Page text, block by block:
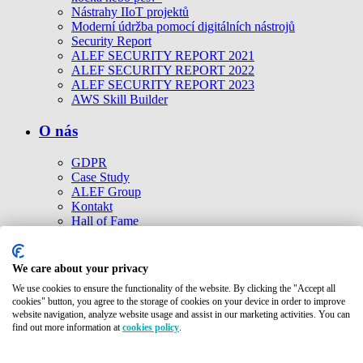
Nástrahy IIoT projektů
Moderní údržba pomocí digitálních nástrojů
Security Report
ALEF SECURITY REPORT 2021
ALEF SECURITY REPORT 2022
ALEF SECURITY REPORT 2023
AWS Skill Builder
O nás
GDPR
Case Study
ALEF Group
Kontakt
Hall of Fame
Etické kodexy
Společnosti ALEF Group
Kontakt
We care about your privacy
We use cookies to ensure the functionality of the website. By clicking the "Accept all
cookies" button, you agree to the storage of cookies on your device in order to improve
website navigation, analyze website usage and assist in our marketing activities. You can
find out more information atcookies policy.